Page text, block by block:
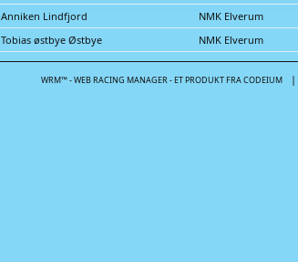
Anniken Lindfjord NMK Elverum
Tobias østbye Østbye NMK Elverum
WRM™ - WEB RACING MANAGER - ET PRODUKT FRA CODEIUM|